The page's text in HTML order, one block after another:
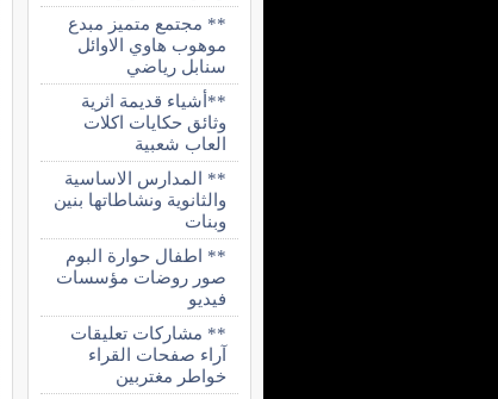
** مجتمع متميز مبدع
موهوب هاوي الاوائل
سنابل رياضي
**أشياء قديمة اثرية
وثائق حكايات اكلات
العاب شعبية
** المدارس الاساسية
والثانوية ونشاطاتها بنين
وبنات
** اطفال حوارة البوم
صور روضات مؤسسات
فيديو
** مشاركات تعليقات
آراء صفحات القراء
خواطر مغتربين